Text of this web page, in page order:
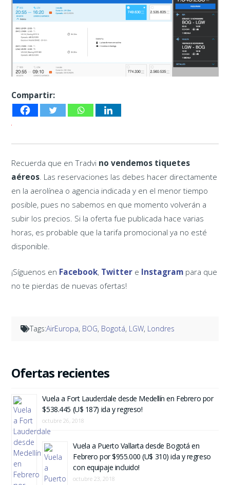
Compartir:
Recuerda que en Tradvi no vendemos tiquetes
aéreos. Las reservaciones las debes hacer directamente
en la aerolínea o agencia indicada y en el menor tiempo
posible, pues no sabemos en que momento volverán a
subir los precios. Si la oferta fue publicada hace varias
horas, es probable que la tarifa promocional ya no esté
disponible.
¡Síguenos en Facebook, Twitter e Instagram para que
no te pierdas de nuevas ofertas!
Tags:AirEuropa, BOG, Bogotá, LGW, Londres
Ofertas recientes
Vuela a Fort Lauderdale desde Medellín en Febrero por
$538.445 (U$ 187) ida y regreso!
octubre 26, 2018
Vuela a Puerto Vallarta desde Bogotá en
Febrero por $955.000 (U$ 310) ida y regreso
con equipaje incluido!
octubre 23, 2018